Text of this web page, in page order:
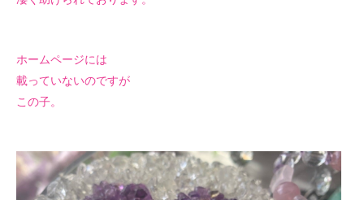
ホームページには
載っていないのですが
この子。